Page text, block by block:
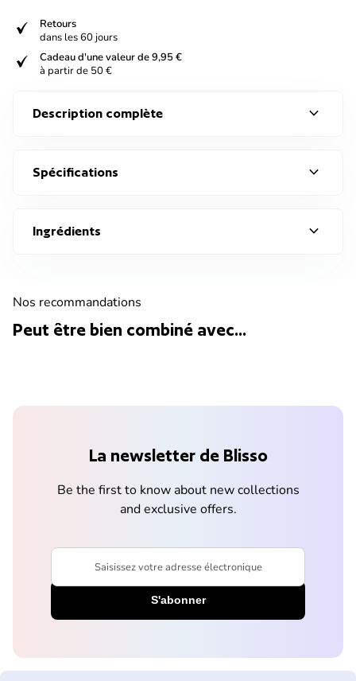
verified
Retours
dans les 60 jours
verified
Cadeau d'une valeur de 9,95 €
à partir de 50 €
Description complète expand_more
Spécifications expand_more
Ingrédients expand_more
Nos recommandations
Peut être bien combiné avec...
La newsletter de Blisso
Be the first to know about new collections
and exclusive offers.
Saisissez votre adresse électronique